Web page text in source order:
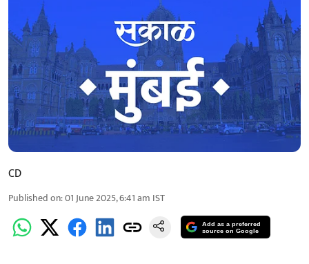
CD
Published on:01 June 2025, 6:41 am IST
Add as a preferred
source on Google